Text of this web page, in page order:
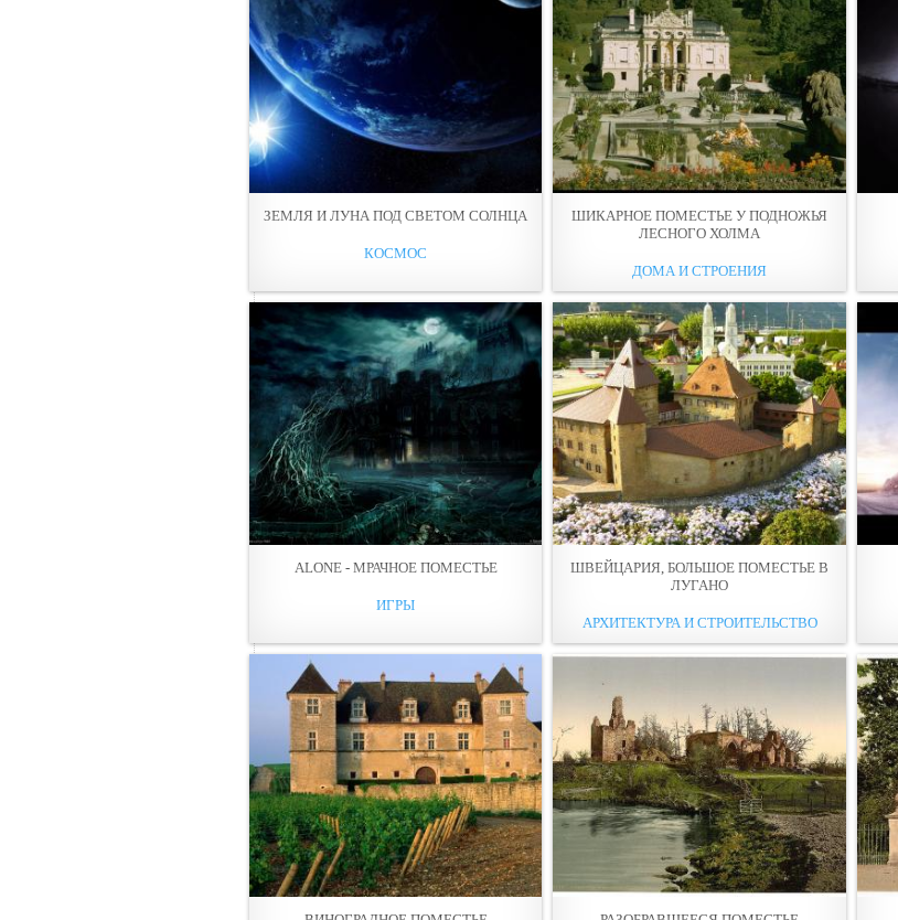
ЗЕМЛЯ И ЛУНА ПОД СВЕТОМ СОЛНЦА
КОСМОС
ШИКАРНОЕ ПОМЕСТЬЕ У ПОДНОЖЬЯ
ЛЕСНОГО ХОЛМА
ДОМА И СТРОЕНИЯ
ALONE - МРАЧНОЕ ПОМЕСТЬЕ
ИГРЫ
ШВЕЙЦАРИЯ, БОЛЬШОЕ ПОМЕСТЬЕ В
ЛУГАНО
АРХИТЕКТУРА И СТРОИТЕЛЬСТВО